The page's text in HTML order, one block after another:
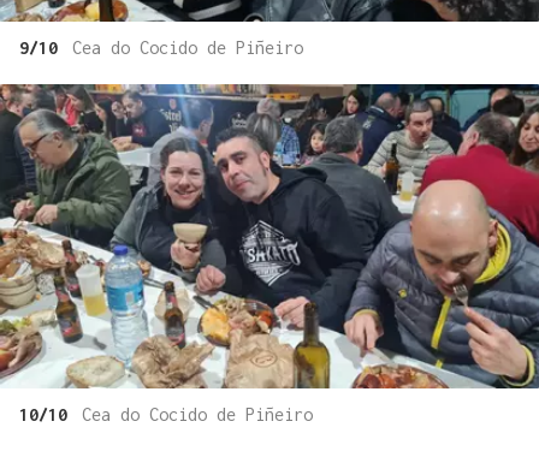
9/10 Cea do Cocido de Piñeiro
10/10 Cea do Cocido de Piñeiro